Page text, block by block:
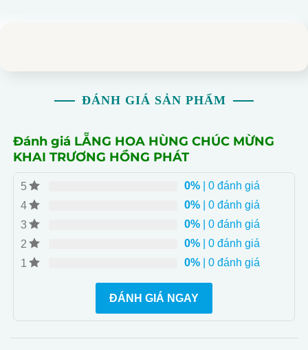
ĐÁNH GIÁ SẢN PHẨM
Đánh giá LẴNG HOA HÙNG CHÚC MỪNG
KHAI TRƯƠNG HỒNG PHÁT
5 0%| 0 đánh giá
4
0%| 0 đánh giá
3
0%| 0 đánh giá
2
0%| 0 đánh giá
1
0%| 0 đánh giá
ĐÁNH GIÁ NGAY